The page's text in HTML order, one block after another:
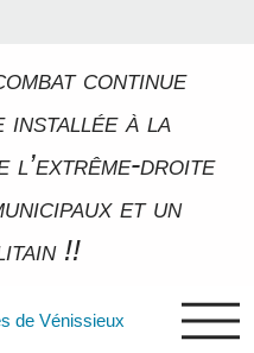
continue
à la
l’extrême-droite
et un
!!